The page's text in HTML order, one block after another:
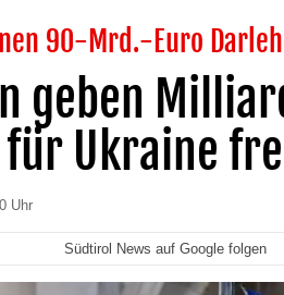
90-Mrd.-Euro
geben
Ukraine
Uhr
Südtirol News auf Google folgen